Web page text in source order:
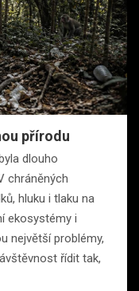
přírodu
dlouho
chráněných
hluku i tlaku na
ekosystémy i
největší problémy,
řídit tak,